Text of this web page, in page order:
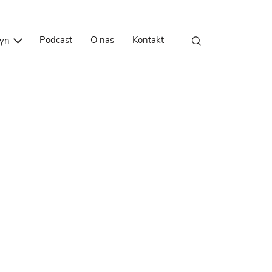
Podcast O nas Kontakt
Przejdź do treści